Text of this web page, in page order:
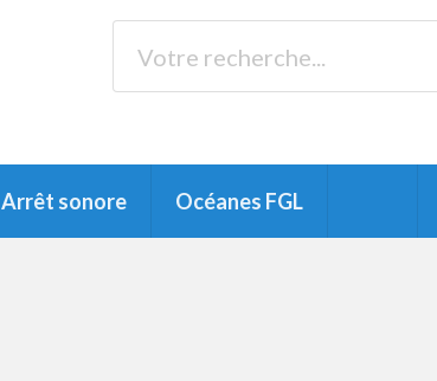
Arrêt sonore Océanes FGL